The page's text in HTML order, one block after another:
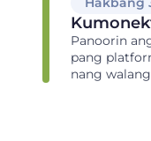
Panoorin
pang
nang